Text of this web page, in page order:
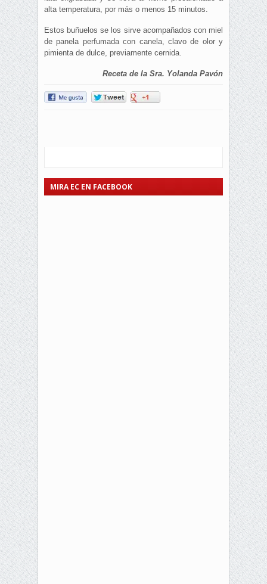
alta temperatura, por más o menos 15 minutos.
Estos buñuelos se los sirve acompañados con miel
de panela perfumada con canela, clavo de olor y
pimienta de dulce, previamente cernida.
Receta de la Sra. Yolanda Pavón
MIRA EC EN FACEBOOK